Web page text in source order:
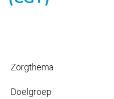
Zorgthema
Doelgroep